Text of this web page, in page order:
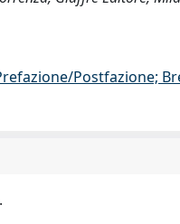
Postfazione;